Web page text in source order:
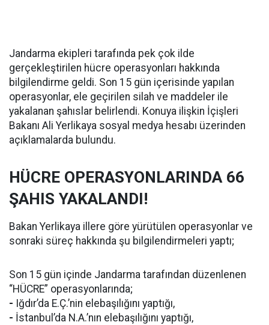
Jandarma ekipleri tarafında pek çok ilde
gerçekleştirilen hücre operasyonları hakkında
bilgilendirme geldi. Son 15 gün içerisinde yapılan
operasyonlar, ele geçirilen silah ve maddeler ile
yakalanan şahıslar belirlendi. Konuya ilişkin İçişleri
Bakanı Ali Yerlikaya sosyal medya hesabı üzerinden
açıklamalarda bulundu.
HÜCRE OPERASYONLARINDA 66
ŞAHIS YAKALANDI!
Bakan Yerlikaya illere göre yürütülen operasyonlar ve
sonraki süreç hakkında şu bilgilendirmeleri yaptı;
Son 15 gün içinde Jandarma tarafından düzenlenen
“HÜCRE” operasyonlarında;
- Iğdır’da E.Ç.’nin elebaşılığını yaptığı,
- İstanbul’da N.A.’nın elebaşılığını yaptığı,